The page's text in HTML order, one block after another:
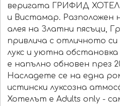
веригата ГРИФИД
и Вистамар. Разположен
алея на Златни пясъци,
привлича с отличното
лукс и уютна
е напълно обновен през
Насладете се на една
истински луксозна
Хотелът е Adults only -